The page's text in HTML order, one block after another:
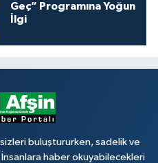
Geç” Programına Yoğun
İlgi
buluştururken, sadelik ve
haber okuyabilecekleri